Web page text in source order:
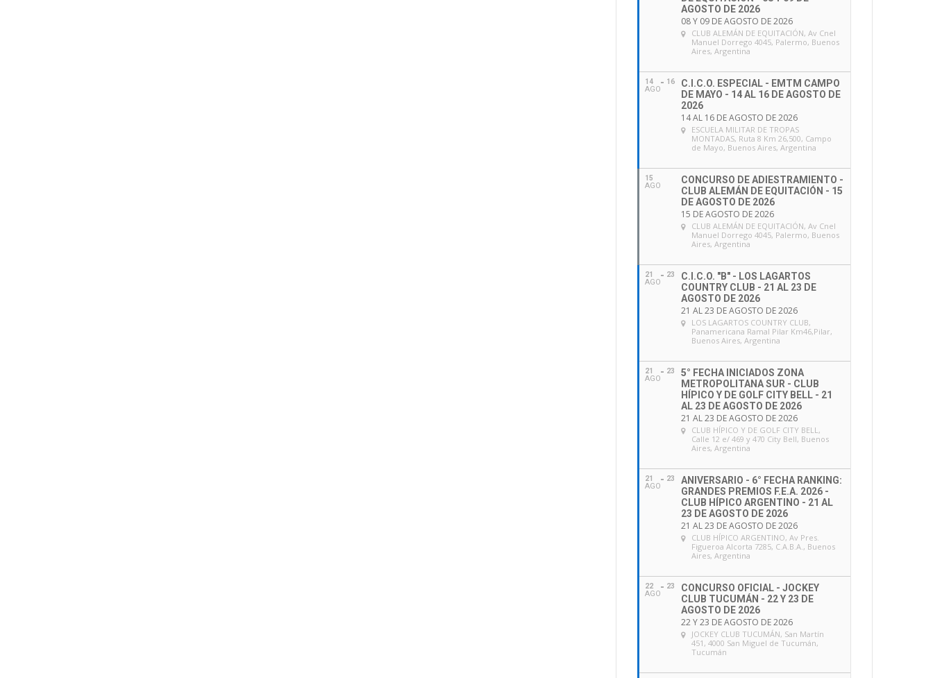
AGOSTO DE 2026
08 Y 09 DE AGOSTO DE 2026
CLUB ALEMÁN DE EQUITACIÓN, Av Cnel
Manuel Dorrego 4045, Palermo, Buenos
Aires, Argentina
14
AGO
16
C.I.C.O. ESPECIAL - EMTM CAMPO
DE MAYO - 14 AL 16 DE AGOSTO DE
2026
14 AL 16 DE AGOSTO DE 2026
ESCUELA MILITAR DE TROPAS
MONTADAS, Ruta 8 Km 26,500, Campo
de Mayo, Buenos Aires, Argentina
15
AGO
CONCURSO DE ADIESTRAMIENTO -
CLUB ALEMÁN DE EQUITACIÓN - 15
DE AGOSTO DE 2026
15 DE AGOSTO DE 2026
CLUB ALEMÁN DE EQUITACIÓN, Av Cnel
Manuel Dorrego 4045, Palermo, Buenos
Aires, Argentina
21
AGO
23
C.I.C.O. "B" - LOS LAGARTOS
COUNTRY CLUB - 21 AL 23 DE
AGOSTO DE 2026
21 AL 23 DE AGOSTO DE 2026
LOS LAGARTOS COUNTRY CLUB,
Panamericana Ramal Pilar Km46,Pilar,
Buenos Aires, Argentina
21
AGO
23
5° FECHA INICIADOS ZONA
METROPOLITANA SUR - CLUB
HÍPICO Y DE GOLF CITY BELL - 21
AL 23 DE AGOSTO DE 2026
21 AL 23 DE AGOSTO DE 2026
CLUB HÍPICO Y DE GOLF CITY BELL,
Calle 12 e/ 469 y 470 City Bell, Buenos
Aires, Argentina
21
AGO
23
ANIVERSARIO - 6° FECHA RANKING:
GRANDES PREMIOS F.E.A. 2026 -
CLUB HÍPICO ARGENTINO - 21 AL
23 DE AGOSTO DE 2026
21 AL 23 DE AGOSTO DE 2026
CLUB HÍPICO ARGENTINO, Av Pres.
Figueroa Alcorta 7285, C.A.B.A., Buenos
Aires, Argentina
22
AGO
23
CONCURSO OFICIAL - JOCKEY
CLUB TUCUMÁN - 22 Y 23 DE
AGOSTO DE 2026
22 Y 23 DE AGOSTO DE 2026
JOCKEY CLUB TUCUMÁN, San Martín
451, 4000 San Miguel de Tucumán,
Tucumán